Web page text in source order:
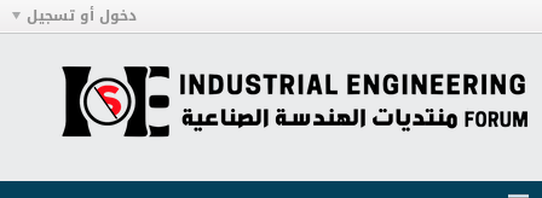
دخول أو تسجيل